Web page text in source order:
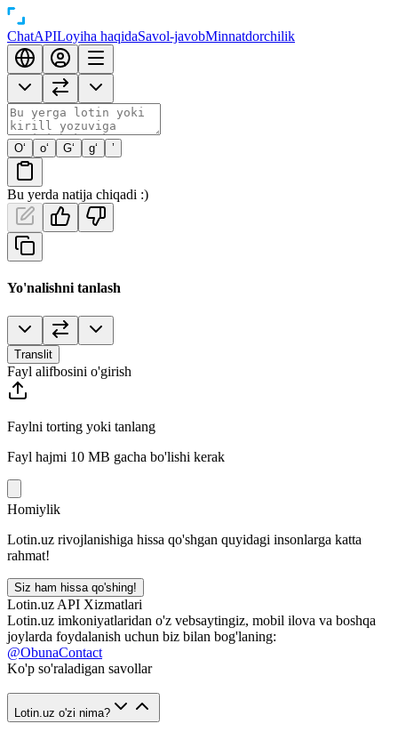
ChatAPILoyiha haqidaSavol-javobMinnatdorchilik
O‘ o‘ G‘ g‘ ’
Bu yerda natija chiqadi :)
Yo'nalishni tanlash
Translit
Fayl alifbosini o'girish
Faylni torting yoki tanlang
Fayl hajmi 10 MB gacha bo'lishi kerak
Homiylik
Lotin.uz rivojlanishiga hissa qo'shgan quyidagi insonlarga katta
rahmat!
Siz ham hissa qo'shing!
Lotin.uz API Xizmatlari
Lotin.uz imkoniyatlaridan o'z vebsaytingiz, mobil ilova va boshqa
joylarda foydalanish uchun biz bilan bog'laning:
@ObunaContact
Ko'p so'raladigan savollar
Lotin.uz o'zi nima?